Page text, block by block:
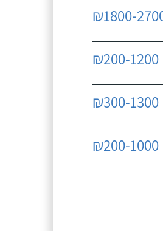
₪1800-
₪200-1200
₪300-1300
₪200-1000